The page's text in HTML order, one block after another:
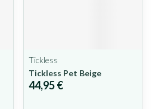
Tickless
Tickless Pet Beige
44,95 €